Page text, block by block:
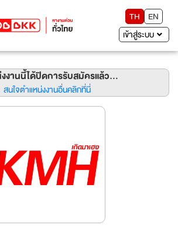
TH
EN
เข้าสู่ระบบ
งานนี้ได้ปิดการรับสมัครแล้ว...
สนใจตำแหน่งงานอื่นคลิกที่นี่